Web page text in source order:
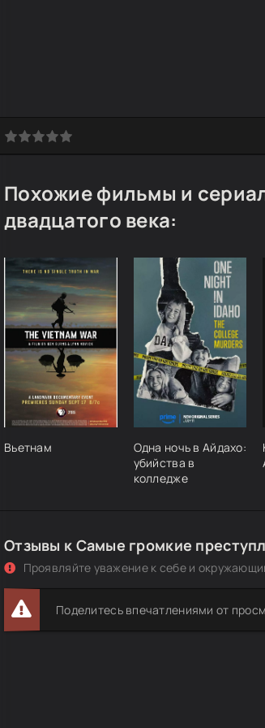
Похожие фильмы и
двадцатого века:
Вьетнам
Одна ночь в Айдахо:
убийства в
колледже
Отзывы к Самые громкие
Проявляйте уважение к себе и
Поделитесь впечатлениями от